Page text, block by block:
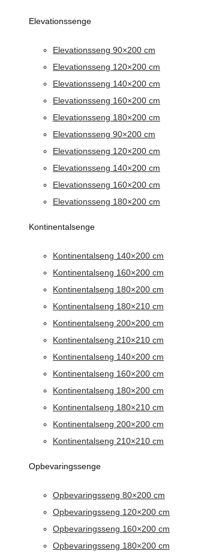
Elevationssenge
Elevationsseng 90×200 cm
Elevationsseng 120×200 cm
Elevationsseng 140×200 cm
Elevationsseng 160×200 cm
Elevationsseng 180×200 cm
Elevationsseng 90×200 cm
Elevationsseng 120×200 cm
Elevationsseng 140×200 cm
Elevationsseng 160×200 cm
Elevationsseng 180×200 cm
Kontinentalsenge
Kontinentalseng 140×200 cm
Kontinentalseng 160×200 cm
Kontinentalseng 180×200 cm
Kontinentalseng 180×210 cm
Kontinentalseng 200×200 cm
Kontinentalseng 210×210 cm
Kontinentalseng 140×200 cm
Kontinentalseng 160×200 cm
Kontinentalseng 180×200 cm
Kontinentalseng 180×210 cm
Kontinentalseng 200×200 cm
Kontinentalseng 210×210 cm
Opbevaringssenge
Opbevaringsseng 80×200 cm
Opbevaringsseng 120×200 cm
Opbevaringsseng 160×200 cm
Opbevaringsseng 180×200 cm